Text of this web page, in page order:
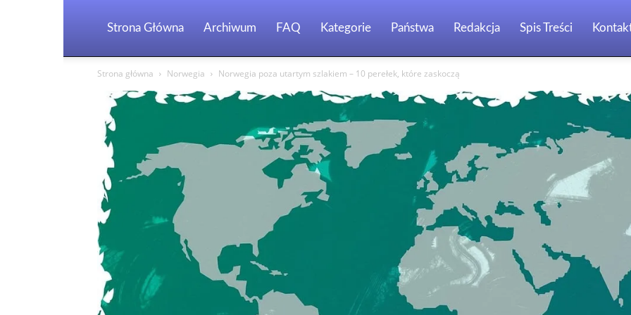
Strona Główna Archiwum FAQ Kategorie Państwa Redakcja Spis Treści
Strona główna Norwegia Norwegia poza utartym szlakiem – 10 perełek, które zaskoczą